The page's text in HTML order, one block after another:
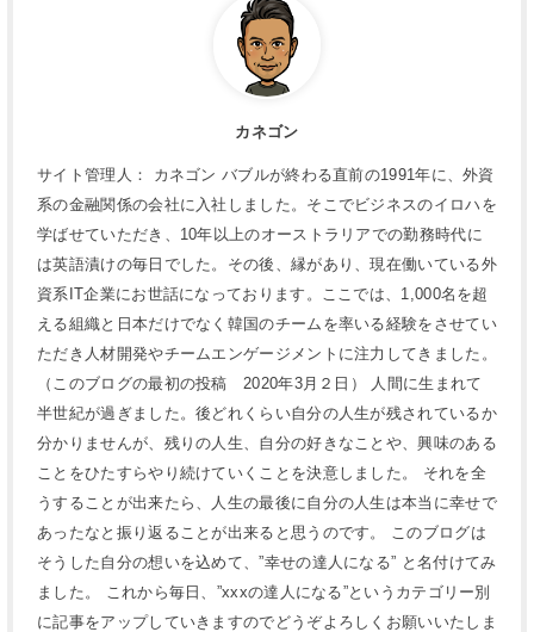
カネゴン
サイト管理人： カネゴン バブルが終わる直前の1991年に、外資
系の金融関係の会社に入社しました。そこでビジネスのイロハを
学ばせていただき、10年以上のオーストラリアでの勤務時代に
は英語漬けの毎日でした。その後、縁があり、現在働いている外
資系IT企業にお世話になっております。ここでは、1,000名を超
える組織と日本だけでなく韓国のチームを率いる経験をさせてい
ただき人材開発やチームエンゲージメントに注力してきました。
（このブログの最初の投稿 2020年3月２日） 人間に生まれて
半世紀が過ぎました。後どれくらい自分の人生が残されているか
分かりませんが、残りの人生、自分の好きなことや、興味のある
ことをひたすらやり続けていくことを決意しました。 それを全
うすることが出来たら、人生の最後に自分の人生は本当に幸せで
あったなと振り返ることが出来ると思うのです。 このブログは
そうした自分の想いを込めて、”幸せの達人になる” と名付けてみ
ました。 これから毎日、”xxxの達人になる”というカテゴリー別
に記事をアップしていきますのでどうぞよろしくお願いいたしま